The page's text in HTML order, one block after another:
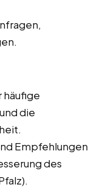
häufige
die
Empfehlungen
des